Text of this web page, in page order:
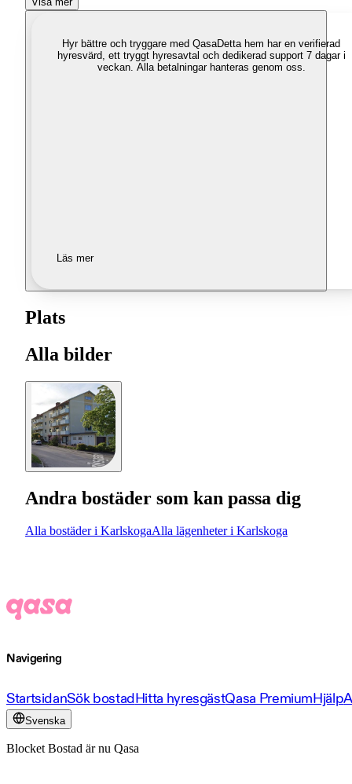
Hyr bättre och tryggare med QasaDetta hem har en verifierad
hyresvärd, ett tryggt hyresavtal och dedikerad support 7 dagar i
veckan. Alla betalningar hanteras genom oss.
Läs mer
Plats
Alla bilder
Andra bostäder som kan passa dig
Alla bostäder i KarlskogaAlla lägenheter i Karlskoga
Navigering
StartsidanSök bostadHitta hyresgästQasa PremiumHjälp
Svenska
Blocket Bostad är nu Qasa